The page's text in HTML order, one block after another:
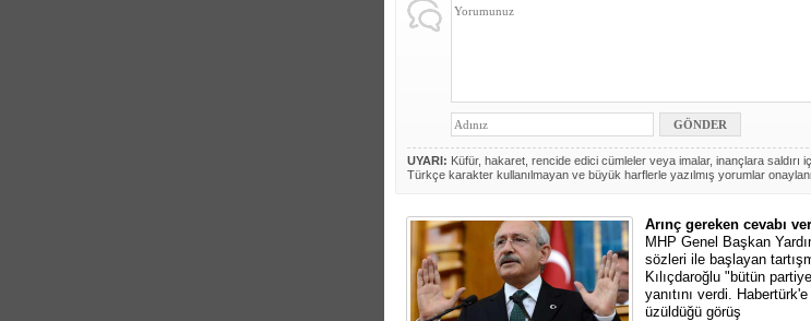
UYARI: Küfür, hakaret, rencide edici cümleler veya imalar, inançlara saldırı
Türkçe karakter kullanılmayan ve büyük harflerle yazılmış yorumlar
Arınç gereken cevabı
MHP Genel Başkan
sözleri ile başlayan
Kılıçdaroğlu "bütün
yanıtını verdi.
üzüldüğü görüş